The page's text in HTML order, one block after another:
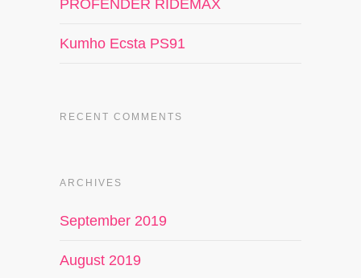
PROFENDER RIDEMAX
Kumho Ecsta PS91
RECENT COMMENTS
ARCHIVES
September 2019
August 2019